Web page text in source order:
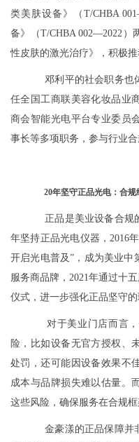
类美肤设备》（T/CHBA
备》（T/CHBA 002—2022）
性皮肤的激光治疗》，积极推
邓利平的社会职务也
任全国工商联美容化妆品业
商会智能光电平台专业委员
事长等多项职务，参与行业合
20年坚守正品光电：合
正品是美业设备合规
年坚持正品光电仪器，2016
开启光电普及”，成为美业中
服务商品牌，2021年通过十
仪式，进一步强化正品坚守的
对于美业门店而言
险，比如设备无官方授权、
处罚，还可能因设备效果不
成本与品牌损失难以估量。
这些风险，确保服务在合规框
金豪漾的正品保障并